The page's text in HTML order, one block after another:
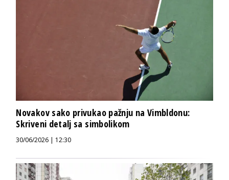
Novakov sako privukao pažnju na Vimbldonu:
Skriveni detalj sa simbolikom
30/06/2026 | 12:30